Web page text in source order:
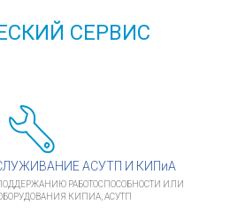
СЕРВИС
АСУТП И КИПиА
РАБОТОСПОСОБНОСТИ ИЛИ
КИПИА, АСУТП